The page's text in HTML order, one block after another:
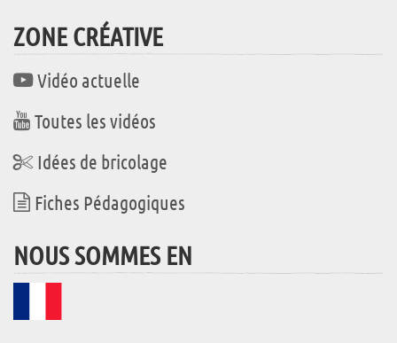
ZONE CRÉATIVE
Vidéo actuelle
Toutes les vidéos
Idées de bricolage
Fiches Pédagogiques
NOUS SOMMES EN